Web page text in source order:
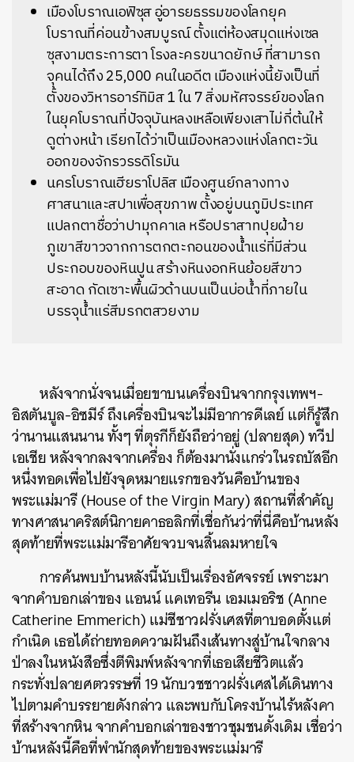
เมืองโบราณเอฟิซุส อู่อารยธรรมของโลกยุค
โบราณที่ค่อนข้างสมบูรณ์ ตั้งแต่ห้องสมุดแห่งเซล
ซุสงามตระการตา โรงละครขนาดยักษ์ ที่สามารถ
จุคนได้ถึง 25,000 คนในอดีต เมืองแห่งนี้ยังเป็นที่
ตั้งของวิหารอาร์ทิมิส 1 ใน 7 สิ่งมหัศจรรย์ของโลก
ในยุคโบราณที่ปัจจุบันหลงเหลือเพียงเสาไม่กี่ต้นให้
ดูต่างหน้า เรียกได้ว่าเป็นเมืองหลวงแห่งโลกตะวัน
ออกของจักรวรรดิโรมัน
นครโบราณเฮียราโปลิส เมืองศูนย์กลางทาง
ศาสนาและสปาเพื่อสุขภาพ ตั้งอยู่บนภูมิประเทศ
แปลกตาชื่อว่าปามุกคาเล หรือปราสาทปุยฝ้าย
ภูเขาสีขาวจากการตกตะกอนของน้ำแร่ที่มีส่วน
ประกอบของหินปูน สร้างหินงอกหินย้อยสีขาว
สะอาด กัดเซาะพื้นผิวด้านบนเป็นบ่อน้ำที่ภายใน
บรรจุน้ำแร่สีมรกตสวยงาม
หลังจากนั่งจนเมื่อยขาบนเครื่องบินจากกรุงเทพฯ-
อิสตันบูล-อิซมีร์ ถึงเครื่องบินจะไม่มีอาการดีเลย์ แต่ก็รู้สึก
ว่านานแสนนาน ทั้งๆ ที่ตุรกีก็ยังถือว่าอยู่ (ปลายสุด) ทวีป
เอเชีย หลังจากลงจากเครื่อง ก็ต้องมานั่งแกร่วในรถบัสอีก
หนึ่งทอดเพื่อไปยังจุดหมายแรกของวันคือบ้านของ
พระแม่มารี (House of the Virgin Mary) สถานที่สำคัญ
ทางศาสนาคริสต์นิกายคาธอลิกที่เชื่อกันว่าที่นี่คือบ้านหลัง
สุดท้ายที่พระแม่มารีอาศัยจวบจนสิ้นลมหายใจ
การค้นพบบ้านหลังนี้นับเป็นเรื่องอัศจรรย์ เพราะมา
จากคำบอกเล่าของ แอนน์ แคเทอรีน เอมเมอริช (Anne
Catherine Emmerich) แม่ชีชาวฝรั่งเศสที่ตาบอดตั้งแต่
กำเนิด เธอได้ถ่ายทอดความฝันถึงเส้นทางสู่บ้านใจกลาง
ป่าลงในหนังสือซึ่งตีพิมพ์หลังจากที่เธอเสียชีวิตแล้ว
กระทั่งปลายศตวรรษที่ 19 นักบวชชาวฝรั่งเศสได้เดินทาง
ไปตามคำบรรยายดังกล่าว และพบกับโครงบ้านไร้หลังคา
ที่สร้างจากหิน จากคำบอกเล่าของชาวชุมชนดั้งเดิม เชื่อว่า
บ้านหลังนี้คือที่พำนักสุดท้ายของพระแม่มารี